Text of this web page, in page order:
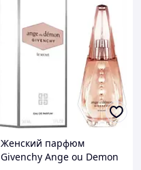
Женский парфюм
Givenchy Ange ou Demon